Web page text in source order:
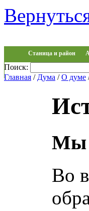
Станица и район
Обращения
Поиск:
Главная / Дума /О думе
Мы
Во